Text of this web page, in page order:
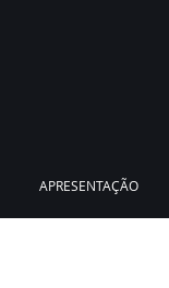
APRESENTAÇÃO